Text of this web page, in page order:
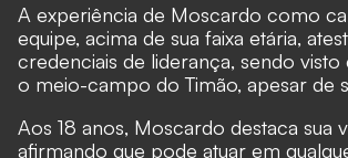
A experiência de Moscardo como
equipe, acima de sua faixa etária,
credenciais de liderança, sendo
o meio-campo do Timão, apesar de
Aos 18 anos, Moscardo destaca sua
afirmando que pode atuar em